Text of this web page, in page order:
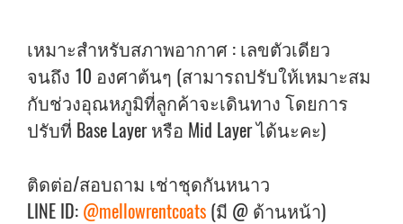
เหมาะสำหรับสภาพอากาศ : เลขตัวเดียว
จนถึง 10 องศาต้นๆ (สามารถปรับให้เหมาะสม
กับช่วงอุณหภูมิที่ลูกค้าจะเดินทาง โดยการ
ปรับที่ Base Layer หรือ Mid Layer ได้นะคะ)
ติดต่อ/สอบถาม เช่าชุดกันหนาว
LINE ID: @mellowrentcoats (มี @ ด้านหน้า)